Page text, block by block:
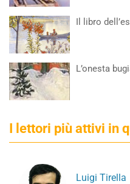
Il libro
L’onesta
I lettori più attivi in
Luigi Tirella